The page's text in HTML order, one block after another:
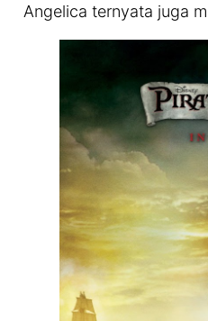
Angelica ternyata juga